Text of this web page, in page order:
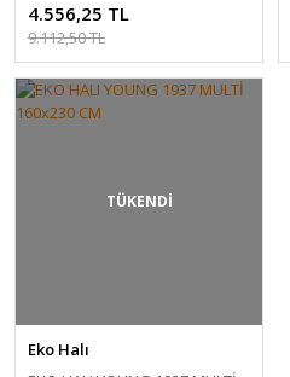
4.556,25 TL
9.112,50 TL
TÜKENDİ
Eko Halı